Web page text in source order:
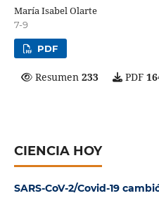
María Isabel Olarte
7-9
PDF
Resumen 233 PDF
CIENCIA HOY
SARS-CoV-2/Covid-19